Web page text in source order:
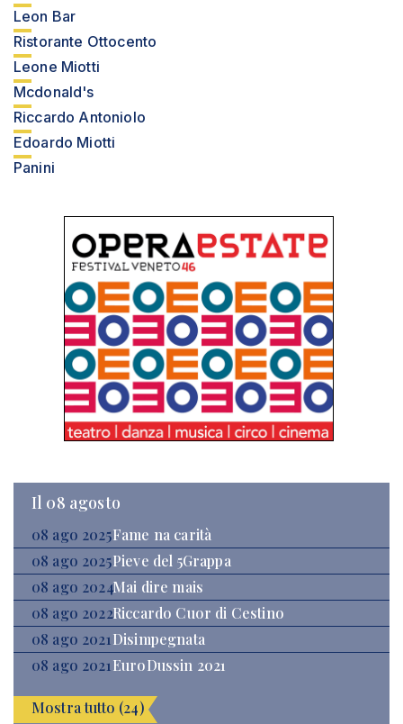
Leon Bar
Ristorante Ottocento
Leone Miotti
Mcdonald's
Riccardo Antoniolo
Edoardo Miotti
Panini
Il 08 agosto
08 ago 2025Fame na carità
08 ago 2025Pieve del 5Grappa
08 ago 2024Mai dire mais
08 ago 2022Riccardo Cuor di Cestino
08 ago 2021Disimpegnata
08 ago 2021EuroDussin 2021
Mostra tutto (24)